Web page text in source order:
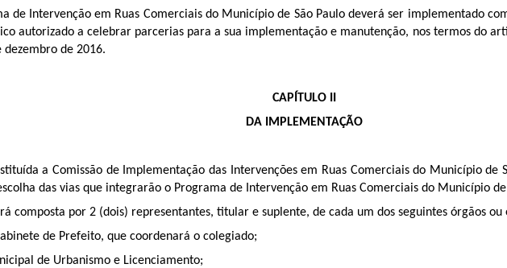
de Intervenção em Ruas Comerciais do Município de São Paulo deverá ser implementado
autorizado a celebrar parcerias para a sua implementação e manutenção, nos termos do
dezembro de 2016.
CAPÍTULO II
DA IMPLEMENTAÇÃO
a Comissão de Implementação das Intervenções em Ruas Comerciais do Município de
das vias que integrarão o Programa de Intervenção em Ruas Comerciais do Município de
composta por 2 (dois) representantes, titular e suplente, de cada um dos seguintes órgãos ou
de Prefeito, que coordenará o colegiado;
de Urbanismo e Licenciamento;